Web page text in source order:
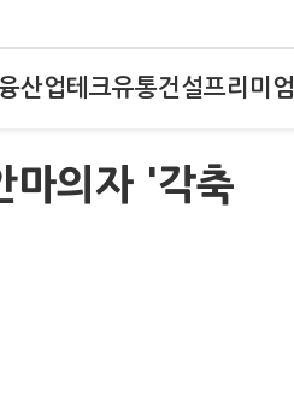
산업테크유통건설프리미엄
마의자 '각축